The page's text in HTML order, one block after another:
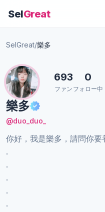
SelGreat
SelGreat/樂多
樂多
@duo_duo_
.
.
.
.
.
693
ファン
0
フォロー中